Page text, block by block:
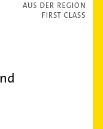
AUS DER REGION
FIRST CLASS